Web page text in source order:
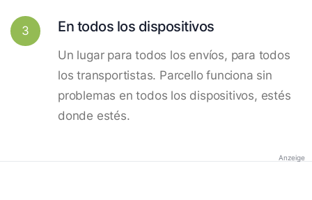
3 En todos los dispositivos
Un lugar para todos los envíos, para todos
los transportistas. Parcello funciona sin
problemas en todos los dispositivos, estés
donde estés.
Anzeige